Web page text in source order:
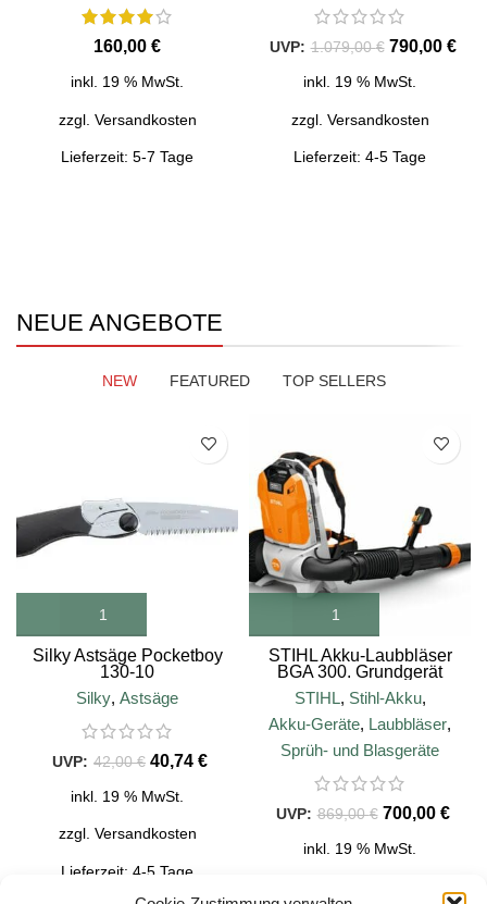
€
inkl. 19 % MwSt.
zzgl. Versandkosten
Lieferzeit: 5-7 Tage
1.079,00€ 790,00 €
inkl. 19 % MwSt.
zzgl. Versandkosten
Lieferzeit: 4-5 Tage
JETZT KAUFEN
JETZT KAUFEN
NEUE ANGEBOTE
NEW FEATURED TOP SELLERS
Silky Astsäge Pocketboy
130-10
Silky, Astsäge
42,00€ 40,74 €
inkl. 19 % MwSt.
zzgl. Versandkosten
Lieferzeit: 4-5 Tage
STIHL Akku-Laubbläser
BGA 300. Grundgerät
STIHL, Stihl-Akku,
Akku-Geräte, Laubbläser,
Sprüh- und Blasgeräte
869,00€ 700,00 €
inkl. 19 % MwSt.